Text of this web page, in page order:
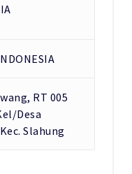
RT 005
Desa
Slahung